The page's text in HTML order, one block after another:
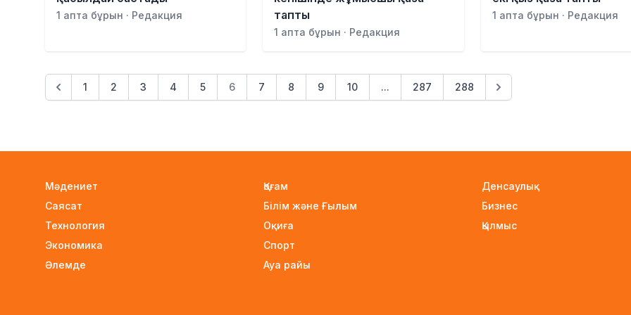
1 апта бұрын · Редакция
тапты
1 апта бұрын · Редакция
1 апта бұрын · Редакция
1 2 3 4 5 6 7 8 9 10 ... 287 288
Мәдениет
Саясат
Технология
Экономика
Әлемде
Қоғам
Білім және Ғылым
Оқиға
Спорт
Ауа райы
Денсаулық
Бизнес
Қылмыс